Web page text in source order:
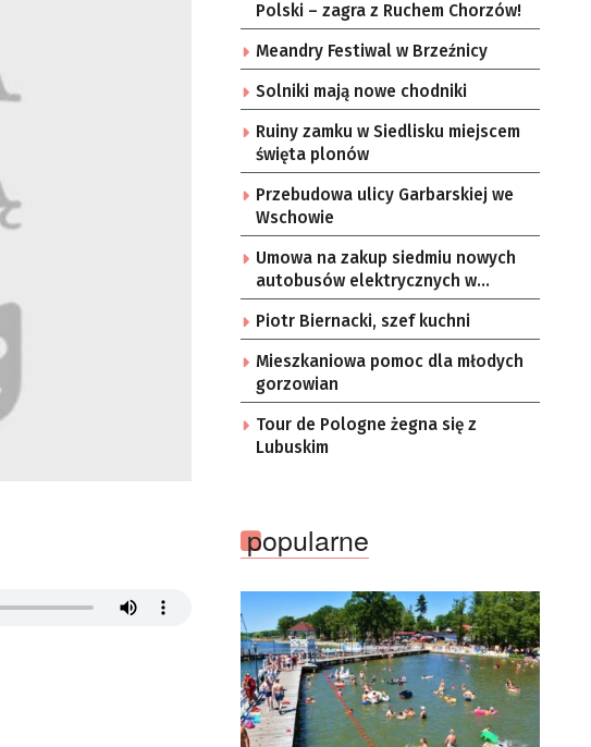
Polski – zagra z Ruchem Chorzów!
Meandry Festiwal w Brzeźnicy
Solniki mają nowe chodniki
Ruiny zamku w Siedlisku miejscem
święta plonów
Przebudowa ulicy Garbarskiej we
Wschowie
Umowa na zakup siedmiu nowych
autobusów elektrycznych w
Zielonej Górze
Piotr Biernacki, szef kuchni
Mieszkaniowa pomoc dla młodych
gorzowian
Tour de Pologne żegna się z
Lubuskim
popularne